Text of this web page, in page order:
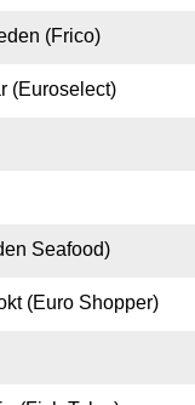
(Frico)
(Euroselect)
Seafood)
(Euro Shopper)